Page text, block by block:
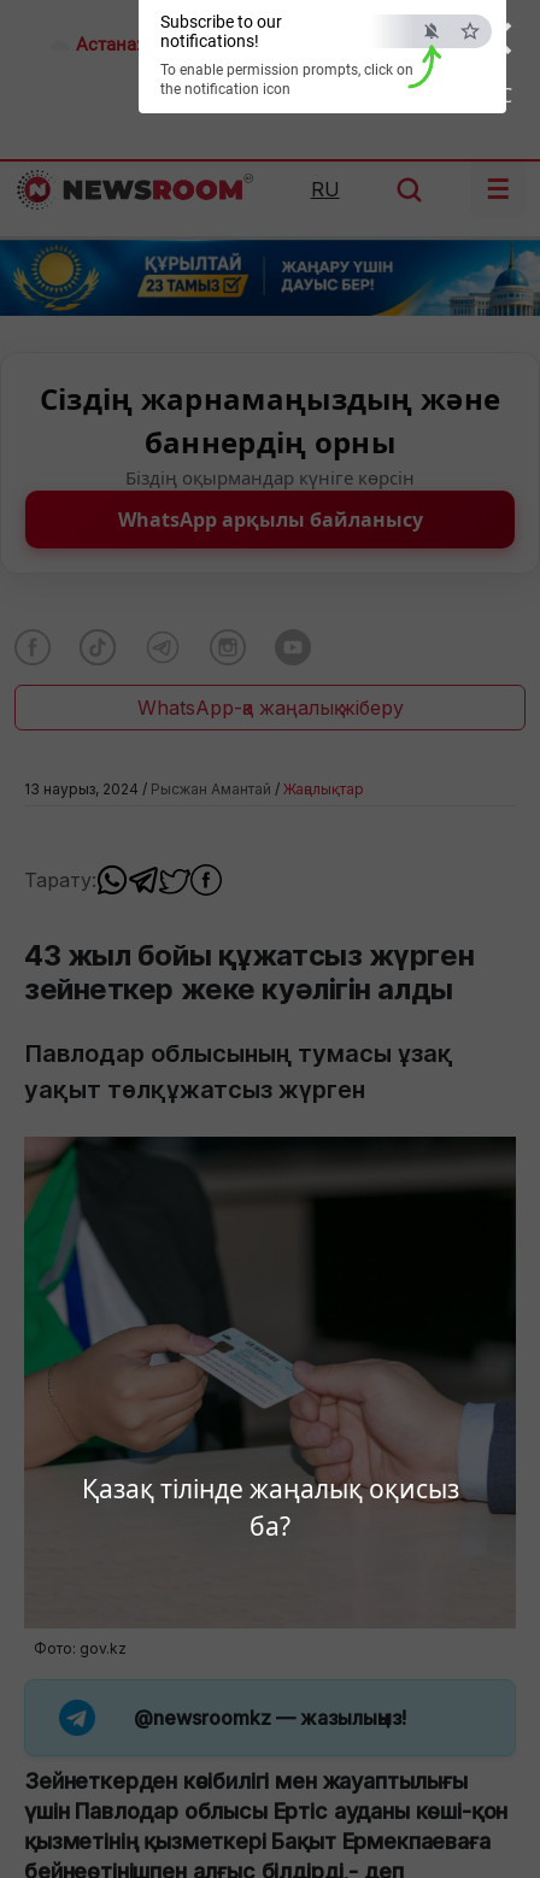
×
ESC
Қазақ тілінде жаңалық оқисыз
ба?
Subscribe to our
notifications!
To enable permission prompts, click on
the notification icon
Астана: 18°C Алматы: Шымкент:24°C
RU ☰
Сіздің жарнамаңыздың және
баннердің орны
Біздің оқырмандар күніге көрсін
WhatsApp арқылы байланысу
WhatsApp-қа жаңалық жіберу
13 наурыз, 2024 / Рысжан Амантай / Жаңалықтар
Тарату:
43 жыл бойы құжатсыз жүрген
зейнеткер жеке куәлігін алды
Павлодар облысының тумасы ұзақ
уақыт төлқұжатсыз жүрген
Фото: gov.kz
@newsroomkz — жазылыңыз!
Зейнеткерден кәсібилігі мен жауаптылығы
үшін Павлодар облысы Ертіс ауданы көші-қон
қызметінің қызметкері Бақыт Ермекпаеваға
бейнеөтінішпен алғыс білдірді,- деп